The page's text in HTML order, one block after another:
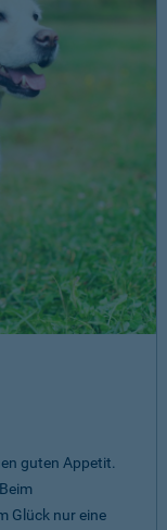
guten Appetit.
Glück nur eine